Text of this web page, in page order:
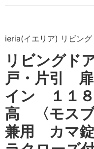
ieria(イエリア) リビング
リビング
戸・片引
イン １１
高 〈モス
兼用 カマ